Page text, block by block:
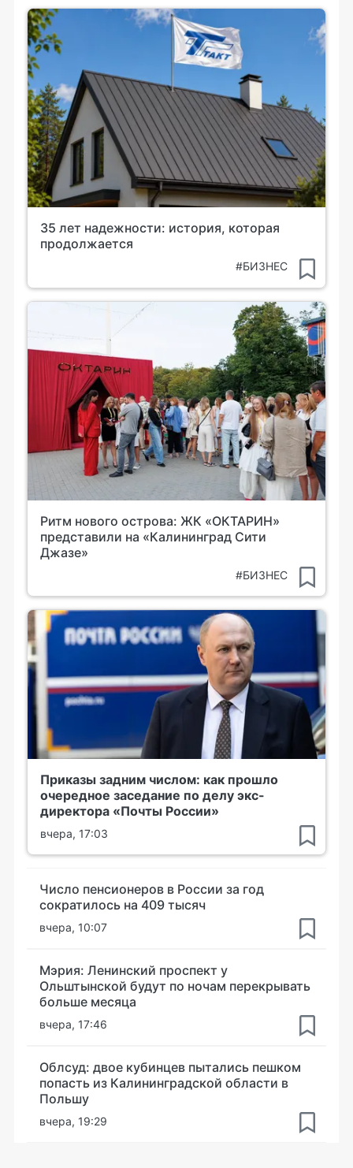
35 лет надежности: история, которая
продолжается
#БИЗНЕС
Ритм нового острова: ЖК «ОКТАРИН»
представили на «Калининград Сити
Джазе»
#БИЗНЕС
Приказы задним числом: как прошло
очередное заседание по делу экс-
директора «Почты России»
вчера, 17:03
Число пенсионеров в России за год
сократилось на 409 тысяч
вчера, 10:07
Мэрия: Ленинский проспект у
Ольштынской будут по ночам перекрывать
больше месяца
вчера, 17:46
Облсуд: двое кубинцев пытались пешком
попасть из Калининградской области в
Польшу
вчера, 19:29